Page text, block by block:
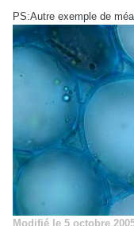
PS:Autre exemple de
Modifié le 5 octobre